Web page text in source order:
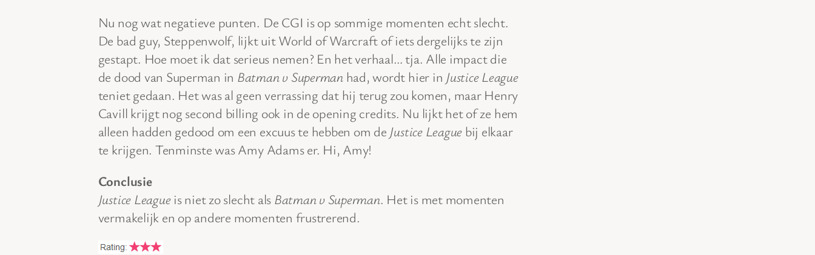
Nu nog wat negatieve punten. De CGI is op sommige momenten echt slecht.
De bad guy, Steppenwolf, lijkt uit World of Warcraft of iets dergelijks te zijn
gestapt. Hoe moet ik dat serieus nemen? En het verhaal… tja. Alle impact die
de dood van Superman in Batman v Supermanhad, wordt hier in Justice League
teniet gedaan. Het was al geen verrassing dat hij terug zou komen, maar Henry
Cavill krijgt nog second billing ook in de opening credits. Nu lijkt het of ze hem
alleen hadden gedood om een excuus te hebben om de Justice League bij elkaar
te krijgen. Tenminste was Amy Adams er. Hi, Amy!
Conclusie
Justice Leagueis niet zo slecht als Batman v Superman. Het is met momenten
vermakelijk en op andere momenten frustrerend.